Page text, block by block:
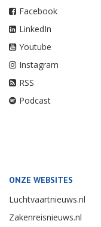
Facebook
LinkedIn
Youtube
Instagram
RSS
Podcast
ONZE WEBSITES
Luchtvaartnieuws.nl
Zakenreisnieuws.nl